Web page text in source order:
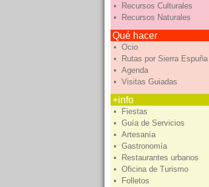
• Recursos Culturales
• Recursos Naturales
Qué hacer
• Ocio
• Rutas por Sierra Espuña
• Agenda
• Visitas Guiadas
+info
• Fiestas
• Guía de Servicios
• Artesanía
• Gastronomía
• Restaurantes urbanos
• Oficina de Turismo
• Folletos